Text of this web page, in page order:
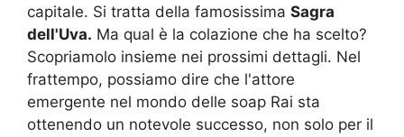
capitale. Si tratta della famosissima Sagra
dell'Uva. Ma qual è la colazione che ha scelto?
Scopriamolo insieme nei prossimi dettagli. Nel
frattempo, possiamo dire che l'attore
emergente nel mondo delle soap Rai sta
ottenendo un notevole successo, non solo per il